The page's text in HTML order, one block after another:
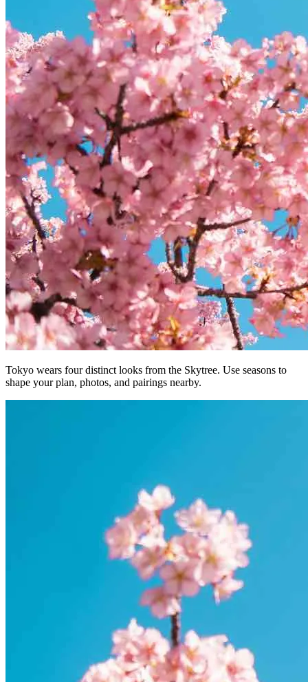
Tokyo wears four distinct looks from the Skytree. Use seasons to
shape your plan, photos, and pairings nearby.